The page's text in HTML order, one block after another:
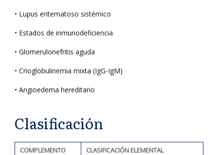
• Lupus eritematoso sistémico
• Estados de inmunodeficiencia
• Glomerulonefritis aguda
• Crioglobulinemia mixta (IgG-IgM)
• Angioedema hereditario
Clasificación
COMPLEMENTO
CLASIFICACIÓN ELEMENTAL